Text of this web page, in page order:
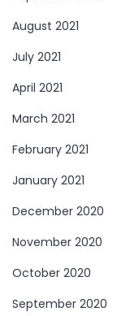
August 2021
July 2021
April 2021
March 2021
February 2021
January 2021
December 2020
November 2020
October 2020
September 2020